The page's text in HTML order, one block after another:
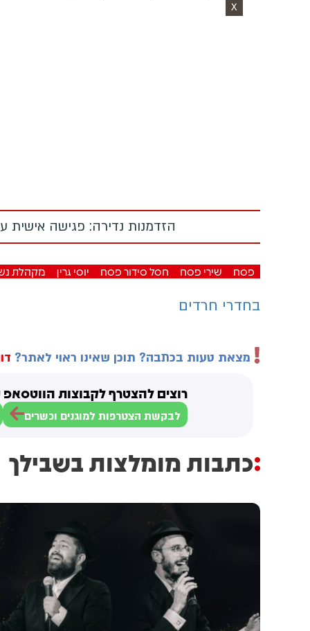
X
הזדמנות נדירה: פגישה אישית
פסח שירי פסח חסל סידור פסח יוסי גרין מקהלת
בחדרי חרדים
מצאת טעות בכתבה? תוכן שאינו ראוי לאתר?
רוצים להצטרף לקבוצות הווטסאפ
לבקשת הצטרפות למוגנים וכשרים
כתבות מומלצות בשבילך